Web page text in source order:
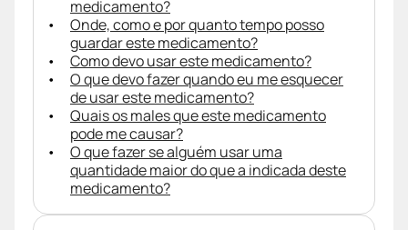
medicamento?
Onde, como e por quanto tempo posso
guardar este medicamento?
Como devo usar este medicamento?
O que devo fazer quando eu me esquecer
de usar este medicamento?
Quais os males que este medicamento
pode me causar?
O que fazer se alguém usar uma
quantidade maior do que a indicada deste
medicamento?